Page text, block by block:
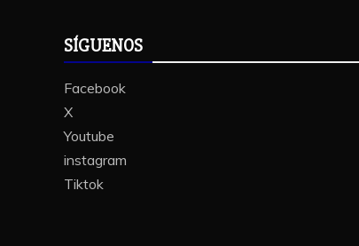
SÍGUENOS
Facebook
X
Youtube
instagram
Tiktok